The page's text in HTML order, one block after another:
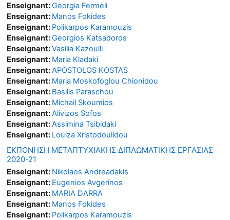
Enseignant:Georgia Fermeli
Enseignant: Manos Fokides
Enseignant: Polikarpos Karamouzis
Enseignant:Georgios Katsadoros
Enseignant:Vasilia Kazoulli
Enseignant: Maria Kladaki
Enseignant:APOSTOLOS KOSTAS
Enseignant: Maria Moskofoglou Chionidou
Enseignant: Basilis Paraschou
Enseignant: Michail Skoumios
Enseignant:Alivizos Sofos
Enseignant:Assimina Tsibidaki
Enseignant: Louiza Xristodoulidou
ΕΚΠΟΝΗΣΗ ΜΕΤΑΠΤΥΧΙΑΚΗΣ ΔΙΠΛΩΜΑΤΙΚΗΣ ΕΡΓΑΣΙΑΣ
2020-21
Enseignant: Nikolaos Andreadakis
Enseignant: Eugenios Avgerinos
Enseignant: MARIA DARRA
Enseignant: Manos Fokides
Enseignant: Polikarpos Karamouzis